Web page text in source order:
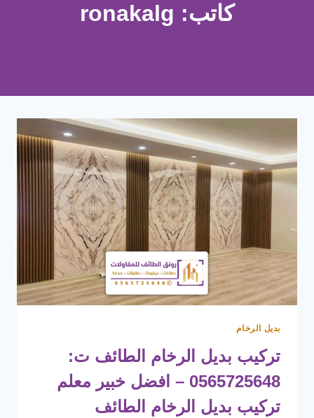
كاتب: ronakalg
بديل الرخام
تركيب بديل الرخام الطائف ت:
0565725648 – افضل خبير معلم
تركيب بديل الرخام الطائف